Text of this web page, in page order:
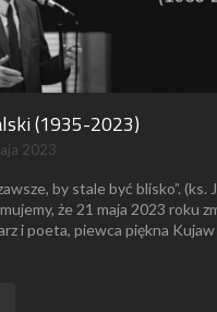
(1935-2023)
2023
by stale być blisko”. (ks.
że 21 maja 2023 roku
i poeta, piewca piękna